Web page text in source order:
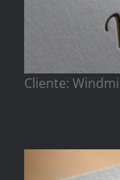
Cliente: